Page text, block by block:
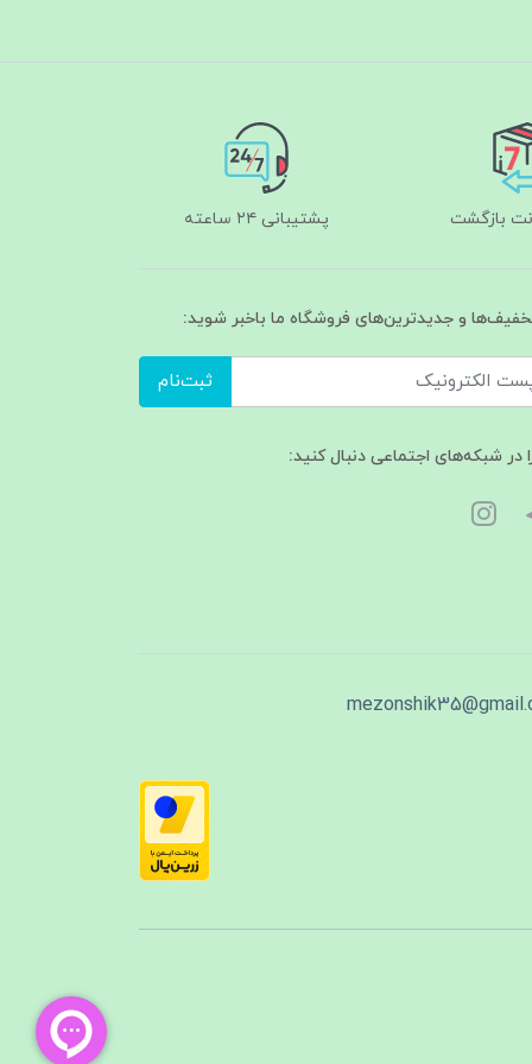
پشتیبانی ۲۴ ساعته
و جدیدترین‌های فروشگاه ما باخبر شوید:
ثبت‌نام
در شبکه‌های اجتماعی دنبال کنید: